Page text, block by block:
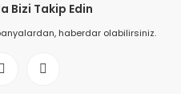
Bizi Takip Edin
haberdar olabilirsiniz.